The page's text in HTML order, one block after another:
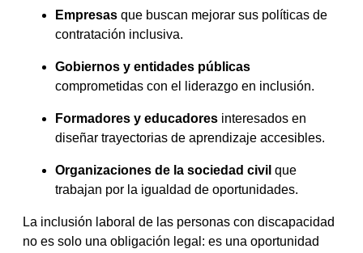
Empresas que buscan mejorar sus políticas de
contratación inclusiva.
Gobiernos y entidades públicas
comprometidas con el liderazgo en inclusión.
Formadores y educadores interesados en
diseñar trayectorias de aprendizaje accesibles.
Organizaciones de la sociedad civil que
trabajan por la igualdad de oportunidades.
La inclusión laboral de las personas con discapacidad
no es solo una obligación legal: es una oportunidad